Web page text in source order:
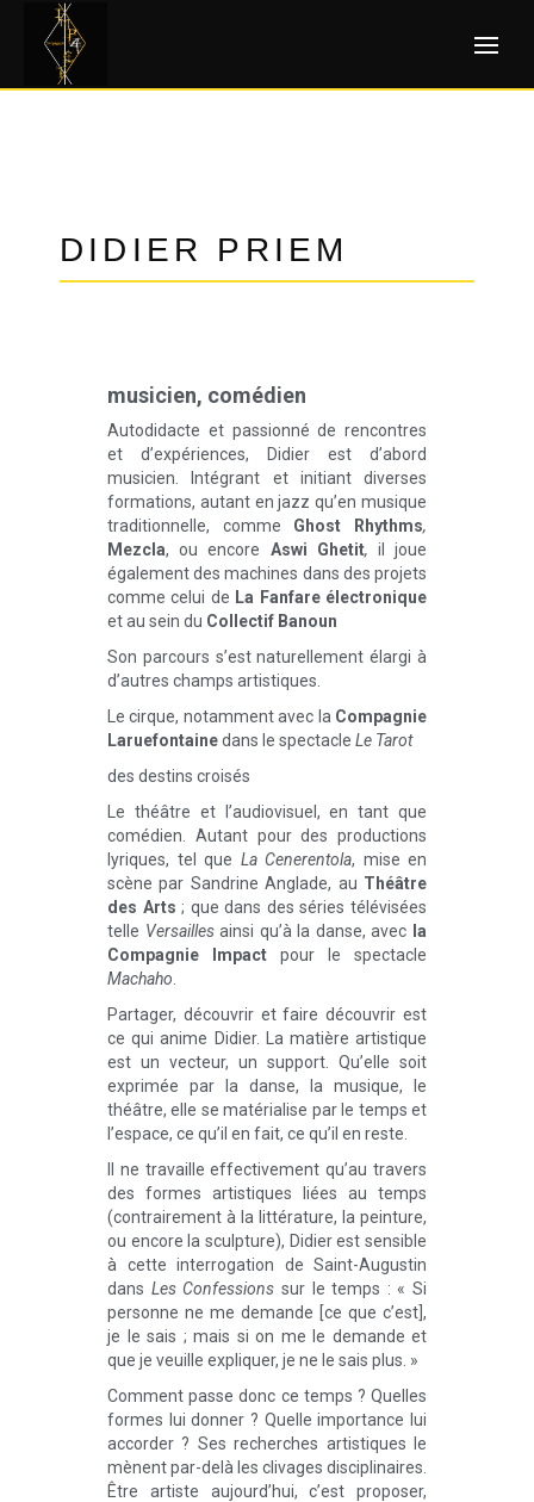
DIDIER PRIEM
musicien, comédien
Autodidacte et passionné de rencontres
et d’expériences, Didier est d’abord
musicien. Intégrant et initiant diverses
formations, autant en jazz qu’en musique
traditionnelle, comme Ghost Rhythms,
Mezcla, ou encore Aswi Ghetit, il joue
également des machines dans des projets
comme celui de La Fanfare électronique
et au sein du Collectif Banoun
Son parcours s’est naturellement élargi à
d’autres champs artistiques.
Le cirque, notamment avec la Compagnie
Laruefontainedans le spectacle Le Tarot
des destins croisés
Le théâtre et l’audiovisuel, en tant que
comédien. Autant pour des productions
lyriques, tel que La Cenerentola, mise en
scène par Sandrine Anglade, au Théâtre
des Arts; que dans des séries télévisées
telle Versaillesainsi qu’à la danse, avec la
Compagnie Impact pour le spectacle
Machaho
Partager, découvrir et faire découvrir est
ce qui anime Didier. La matière artistique
est un vecteur, un support. Qu’elle soit
exprimée par la danse, la musique, le
théâtre, elle se matérialise par le temps et
l’espace, ce qu’il en fait, ce qu’il en reste.
Il ne travaille effectivement qu’au travers
des formes artistiques liées au temps
(contrairement à la littérature, la peinture,
ou encore la sculpture), Didier est sensible
à cette interrogation de Saint-Augustin
dans Les Confessions sur le temps : « Si
personne ne me demande [ce que c’est],
je le sais ; mais si on me le demande et
que je veuille expliquer, je ne le sais plus. »
Comment passe donc ce temps ? Quelles
formes lui donner ? Quelle importance lui
accorder ? Ses recherches artistiques le
mènent par-delà les clivages disciplinaires.
Être artiste aujourd’hui, c’est proposer,